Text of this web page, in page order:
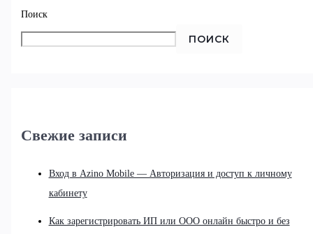
Поиск
ПОИСК
Свежие записи
Вход в Azino Mobile — Авторизация и доступ к личному
кабинету
Как зарегистрировать ИП или ООО онлайн быстро и без